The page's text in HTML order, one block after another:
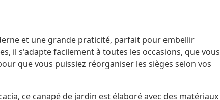
et une grande praticité, parfait pour embellir
il s'adapte facilement à toutes les occasions, que vous
que vous puissiez réorganiser les sièges selon vos
ce canapé de jardin est élaboré avec des matériaux